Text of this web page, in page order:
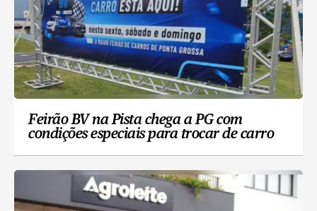
Feirão BV na Pista chega a PG com
condições especiais para trocar de carro